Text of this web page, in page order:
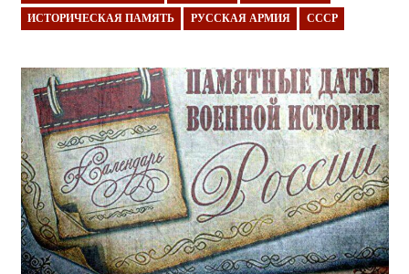
ИСТОРИЧЕСКАЯ ПАМЯТЬ РУССКАЯ АРМИЯ СССР